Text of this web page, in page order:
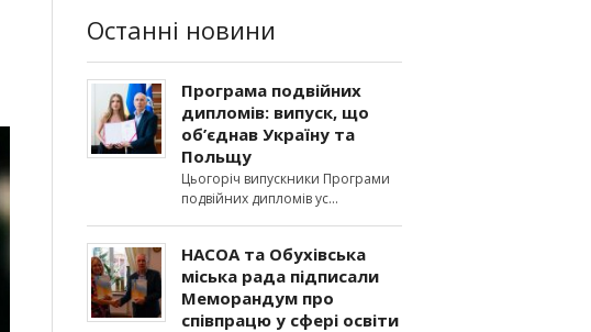
Останні новини
Програма подвійних
дипломів: випуск, що
об’єднав Україну та
Польщу
Цьогоріч випускники Програми
подвійних дипломів ус
НАСОА та Обухівська
міська рада підписали
Меморандум про
співпрацю у сфері освіти